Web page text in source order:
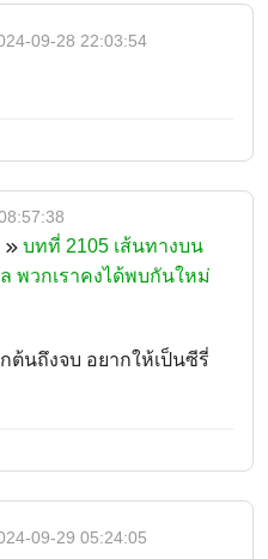
09-28 22:03:54
บทที่ 2105 เส้นทางบน
พวกเราคงได้พบกันใหม่
นถึงจบ อยากให้เป็นซีรี่
09-29 05:24:05